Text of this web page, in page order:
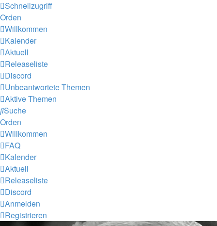
Schnellzugriff
Orden
Willkommen
Kalender
Aktuell
Releaseliste
Discord
Unbeantwortete Themen
Aktive Themen
Suche
Orden
Willkommen
FAQ
Kalender
Aktuell
Releaseliste
Discord
Anmelden
Registrieren